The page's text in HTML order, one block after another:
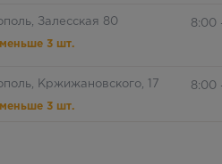
Залесская 80
3 шт.
8:00
Кржижановского, 17
3 шт.
8:00